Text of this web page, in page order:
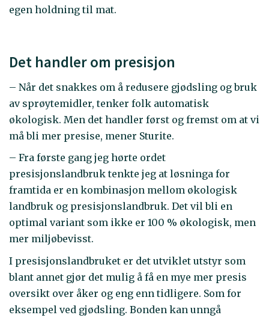
egen holdning til mat.
Det handler om presisjon
– Når det snakkes om å redusere gjødsling og bruk
av sprøytemidler, tenker folk automatisk
økologisk. Men det handler først og fremst om at vi
må bli mer presise, mener Sturite.
– Fra første gang jeg hørte ordet
presisjonslandbruk tenkte jeg at løsninga for
framtida er en kombinasjon mellom økologisk
landbruk og presisjonslandbruk. Det vil bli en
optimal variant som ikke er 100 % økologisk, men
mer miljøbevisst.
I presisjonslandbruket er det utviklet utstyr som
blant annet gjør det mulig å få en mye mer presis
oversikt over åker og eng enn tidligere. Som for
eksempel ved gjødsling. Bonden kan unngå